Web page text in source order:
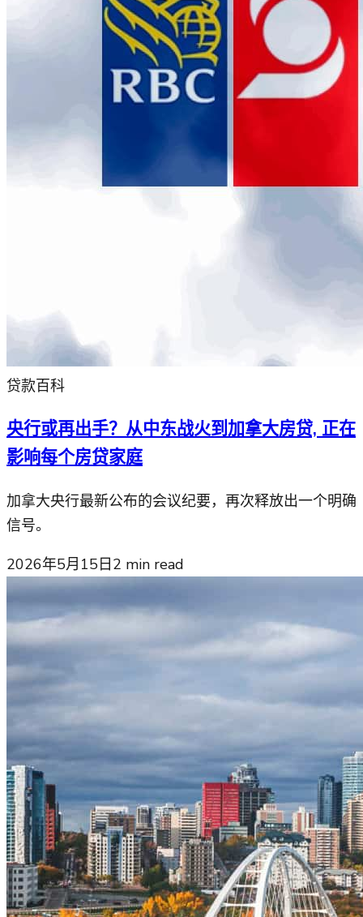
贷款百科
央行或再出手？从中东战火到加拿大房贷, 正在
影响每个房贷家庭
加拿大央行最新公布的会议纪要，再次释放出一个明确
信号。
2026年5月15日2 min read